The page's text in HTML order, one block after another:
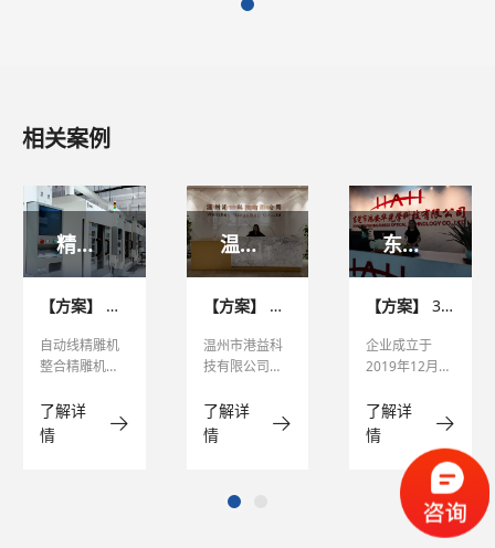
相关案例
精雕机自动线案例
【方案】
自动线精雕机
整合精雕机与
械手，搭配下
料流水线及换
了解详
情
温州港益科技有限公司
【方案】
温州市港益科
技有限公司成
于浙江省温州
市平阳县萧江
研发、塑料制
品制造与销售
了解详
情
东莞市鸿安华光学科技有限公司
【方案】 3C行业刀库精雕机案例
企业成立于
2019年12月19
从事光学材
料、光学薄
膜、光学电子
配件等产品的
研发、产销及
加工，并涉及
光电制品、模
了解详
情